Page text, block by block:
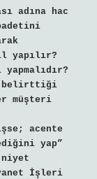
adına hac
yapılır?
belirttiği
müşteri
acente
yap”
İşleri